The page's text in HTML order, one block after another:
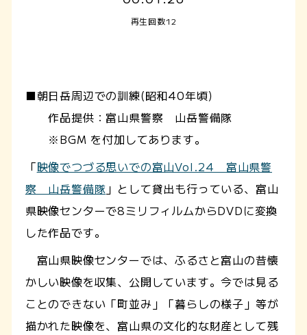
再生回数12
■朝日岳周辺での訓練(昭和40年頃）
作品提供：富山県警察 山岳警備隊
※BGM を付加してあります。
「映像でつづる思いでの富山Vol.24 富山県警
察 山岳警備隊 」として貸出も行っている、富山
県映像センターで8ミリフィルムからDVDに変換
した作品です。
富山県映像センターでは、ふるさと富山の昔懐
かしい映像を収集、公開しています。今では見る
ことのできない「町並み」「暮らしの様子」等が
描かれた映像を、富山県の文化的な財産として残